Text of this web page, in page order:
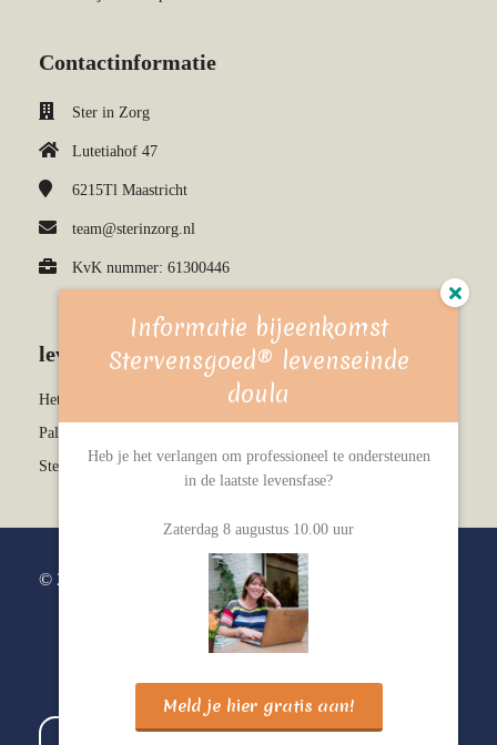
Contactinformatie
Ster in Zorg
Lutetiahof 47
6215Tl Maastricht
team@sterinzorg.nl
KvK nummer: 61300446
leven & sterven kennisbank
Het stervensproces
Palliatieve en terminale zorg
Stervensgoed levenseinde doula
© 2026 Ster in Zorg
Informatie bijeenkomst
Stervensgoed® levenseinde
doula
Heb je het verlangen om professioneel te ondersteunen
in de laatste levensfase?
Zaterdag 8 augustus 10.00 uur
Meld je hier gratis aan!